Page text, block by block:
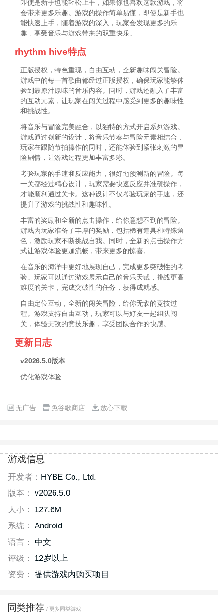
即使是新手也能轻松上手，如果你也喜欢这款游戏，将
会带来更多乐趣。游戏的操作简单易懂，即使是新手也
能快速上手，随着游戏的深入，玩家会发现更多的乐
趣，享受音乐与游戏带来的双重快乐。
rhythm hive特点
正版授权，特色重现，自由互动，全新趣味闯关冒险。
游戏中的每一首歌曲都经过正版授权，确保玩家能够体
验到最原汁原味的音乐内容。同时，游戏还融入了丰富
的互动元素，让玩家在闯关过程中感受到更多的趣味性
和挑战性。
将音乐与冒险完美融合，以独特的方式开启系列游戏。
游戏通过创新的设计，将音乐节奏与冒险元素相结合，
玩家在跟随节拍操作的同时，还能体验到紧张刺激的冒
险剧情，让游戏过程更加丰富多彩。
考验玩家的手速和反应能力，很好地预测新的冒险。每
一关都经过精心设计，玩家需要快速反应并准确操作，
才能顺利通过关卡。这种设计不仅考验玩家的手速，还
提升了游戏的挑战性和趣味性。
丰富的奖励和全新的点击操作，给你意想不到的冒险。
游戏为玩家准备了丰厚的奖励，包括稀有道具和特殊角
色，激励玩家不断挑战自我。同时，全新的点击操作方
式让游戏体验更加流畅，带来更多的惊喜。
在音乐的海洋中更好地展现自己，完成更多突破性的考
验。玩家可以通过游戏展示自己的音乐天赋，挑战更高
难度的关卡，完成突破性的任务，获得成就感。
自由定位互动，全新的闯关冒险，给你无敌的竞技过
程。游戏支持自由互动，玩家可以与好友一起组队闯
关，体验无敌的竞技乐趣，享受团队合作的快感。
更新日志
v2026.5.0版本
优化游戏体验
无广告 免谷歌商店 放心下载
游戏信息
开发者： HYBE Co., Ltd.
版本： v2026.5.0
大小：
127.6M
系统： Android
语言：
中文
评级：
12岁以上
资费： 提供游戏内购买项目
同类推荐 / 更多同类游戏